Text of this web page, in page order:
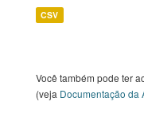
CSV
Você também pode ter
(veja Documentação da